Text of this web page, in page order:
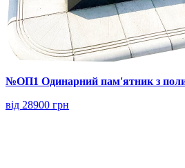
№ОП1 Одинарний пам'ятник з
від 28900 грн